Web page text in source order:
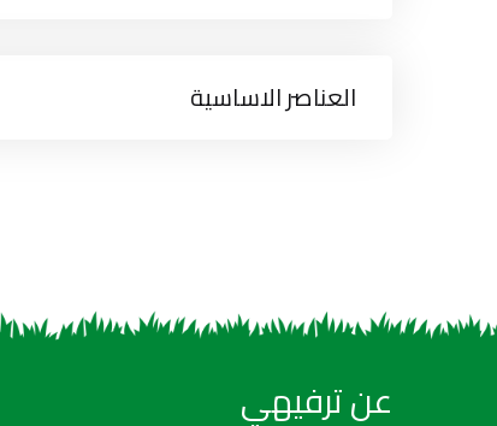
العناصر الاساسية
عن ترفيهي